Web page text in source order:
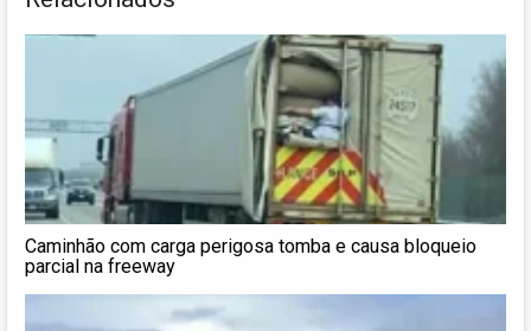
Caminhão com carga perigosa tomba e causa bloqueio
parcial na freeway